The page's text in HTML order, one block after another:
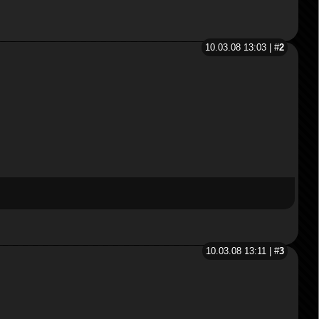
10.03.08 13:03 | #2
10.03.08 13:11 | #3